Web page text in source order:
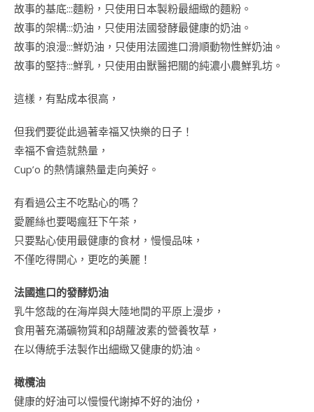
故事的基底:::麵粉，只使用日本製粉最細緻的麵粉。
故事的架構:::奶油，只使用法國發酵最健康的奶油。
故事的浪漫:::鮮奶油，只使用法國進口滑順動物性鮮奶油。
故事的堅持:::鮮乳，只使用由獸醫把關的純濃小農鮮乳坊。
這樣，有點成本很高，
但我們要從此過著幸福又快樂的日子！
幸福不會造就熱量，
Cup’o 的熱情讓熱量走向美好。
有看過公主不吃點心的嗎？
愛麗絲也要喝瘋狂下午茶，
只要點心使用最健康的食材，慢慢品味，
不僅吃得開心，更吃的美麗！
法國進口的發酵奶油
乳牛悠哉的在海岸與大陸地間的平原上漫步，
食用著充滿礦物質和β胡蘿波素的營養牧草，
在以傳統手法製作出細緻又健康的奶油。
橄欖油
健康的好油可以慢慢代謝掉不好的油份，